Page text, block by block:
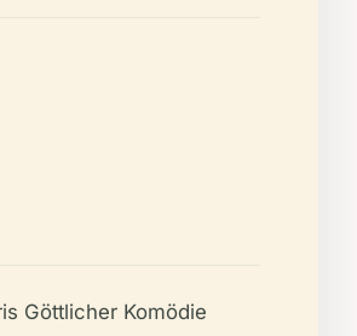
Göttlicher Komödie